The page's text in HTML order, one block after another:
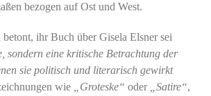
bezogen auf Ost und West.
ihr Buch über Gisela Elsner sei
sondern eine kritische Betrachtung der
sie politisch und literarisch gewirkt
wie „Groteske“ oder„Satire“,